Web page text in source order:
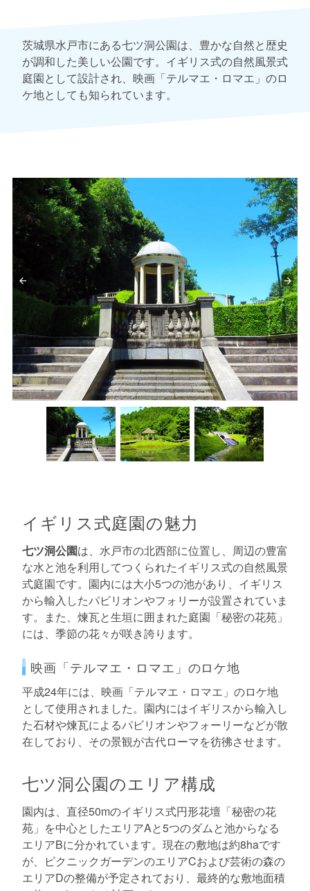
茨城県水戸市にある七ツ洞公園は、豊かな自然と歴史
が調和した美しい公園です。イギリス式の自然風景式
庭園として設計され、映画「テルマエ・ロマエ」のロ
ケ地としても知られています。
イギリス式庭園の魅力
七ツ洞公園は、水戸市の北西部に位置し、周辺の豊富
な水と池を利用してつくられたイギリス式の自然風景
式庭園です。園内には大小5つの池があり、イギリス
から輸入したパビリオンやフォリーが設置されていま
す。また、煉瓦と生垣に囲まれた庭園「秘密の花苑」
には、季節の花々が咲き誇ります。
映画「テルマエ・ロマエ」のロケ地
平成24年には、映画「テルマエ・ロマエ」のロケ地
として使用されました。園内にはイギリスから輸入し
た石材や煉瓦によるパビリオンやフォーリーなどが散
在しており、その景観が古代ローマを彷彿させます。
七ツ洞公園のエリア構成
園内は、直径50mのイギリス式円形花壇「秘密の花
苑」を中心としたエリアAと5つのダムと池からなる
エリアBに分かれています。現在の敷地は約8haです
が、ピクニックガーデンのエリアCおよび芸術の森の
エリアDの整備が予定されており、最終的な敷地面積